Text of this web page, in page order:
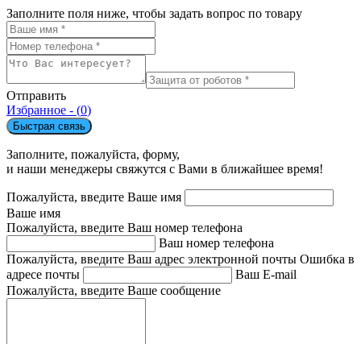
Заполните поля ниже, чтобы задать вопрос по товару
Отправить
Избранное - (0)
Быстрая связь
Заполните, пожалуйста, форму,
и наши менеджеры свяжутся с Вами в ближайшее время!
Пожалуйста, введите Ваше имя
Ваше имя
Пожалуйста, введите Ваш номер телефона
Ваш номер телефона
Пожалуйста, введите Ваш адрес электронной почты Ошибка в
адресе почты
Ваш E-mail
Пожалуйста, введите Ваше сообщение